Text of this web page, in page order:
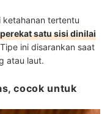
ketahanan tertentu
satu sisi dinilai
ini disarankan saat
atau laut.
cocok untuk